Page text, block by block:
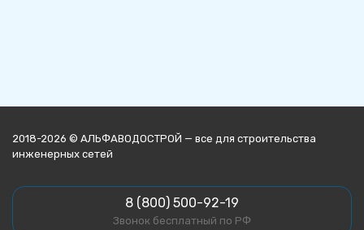
2018-2026 © АЛЬФАВОДОСТРОЙ — все для строительства
инженерных сетей
8 (800) 500-92-19
Звонок бесплатный по РФ